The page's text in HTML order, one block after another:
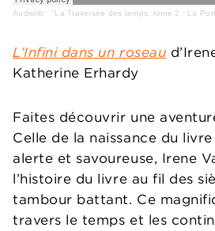
Audiolib · "La Traversée des temps, tome 2 : La Porte du Ciel"
L’Infini dans un roseau
Katherine Erhardy
Faites découvrir une
Celle de la naissance du livre
alerte et savoureuse, Irene
l’histoire du livre au fil des
tambour battant. Ce
travers le temps et les